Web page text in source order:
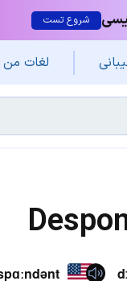
شروع تست
لغات من